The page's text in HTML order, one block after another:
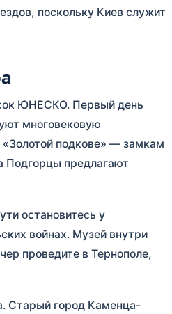
поскольку Киев служит
ЮНЕСКО. Первый день
многовековую
подкове» — замкам
Подгорцы предлагают
остановитесь у
войнах. Музей внутри
проведите в Тернополе,
Старый город Каменца-